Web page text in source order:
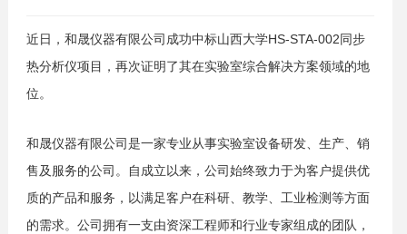
近日，和晟仪器有限公司成功中标山西大学HS-STA-002同步
热分析仪项目，再次证明了其在实验室综合解决方案领域的地
位。
和晟仪器有限公司是一家专业从事实验室设备研发、生产、销
售及服务的公司。自成立以来，公司始终致力于为客户提供优
质的产品和服务，以满足客户在科研、教学、工业检测等方面
的需求。公司拥有一支由资深工程师和行业专家组成的团队，